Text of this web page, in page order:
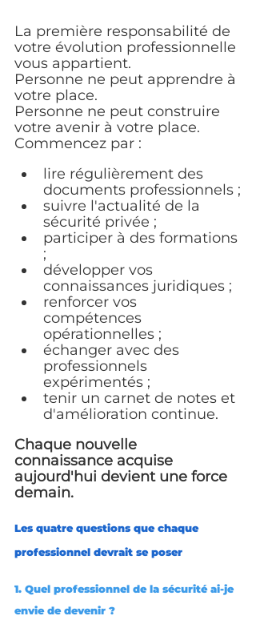
La première responsabilité de
votre évolution professionnelle
vous appartient.
Personne ne peut apprendre à
votre place.
Personne ne peut construire
votre avenir à votre place.
Commencez par :
lire régulièrement des
documents professionnels ;
suivre l'actualité de la
sécurité privée ;
participer à des formations
;
développer vos
connaissances juridiques ;
renforcer vos
compétences
opérationnelles ;
échanger avec des
professionnels
expérimentés ;
tenir un carnet de notes et
d'amélioration continue.
Chaque nouvelle
connaissance acquise
aujourd'hui devient une force
demain.
Les quatre questions que chaque
professionnel devrait se poser
1. Quel professionnel de la sécurité ai-je
envie de devenir ?